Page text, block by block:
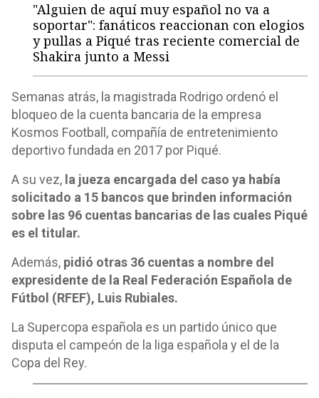
"Alguien de aquí muy español no va a
soportar": fanáticos reaccionan con elogios
y pullas a Piqué tras reciente comercial de
Shakira junto a Messi
Semanas atrás, la magistrada Rodrigo ordenó el
bloqueo de la cuenta bancaria de la empresa
Kosmos Football, compañía de entretenimiento
deportivo fundada en 2017 por Piqué.
A su vez, la jueza encargada del caso ya había
solicitado a 15 bancos que brinden información
sobre las 96 cuentas bancarias de las cuales Piqué
es el titular.
Además, pidió otras 36 cuentas a nombre del
expresidente de la Real Federación Española de
Fútbol (RFEF), Luis Rubiales.
La Supercopa española es un partido único que
disputa el campeón de la liga española y el de la
Copa del Rey.